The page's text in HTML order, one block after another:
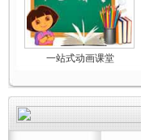
一站式动画课堂